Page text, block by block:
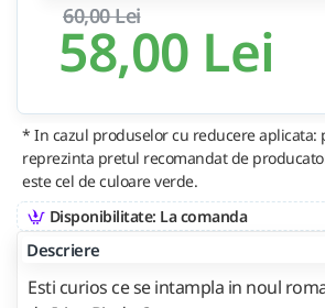
58,00 Lei
60,00 Lei
* In cazul produselor cu reducere aplicata:
reprezinta pretul recomandat de
este cel de culoare verde.
Disponibilitate: La comanda
Descriere
Esti curios ce se intampla in noul